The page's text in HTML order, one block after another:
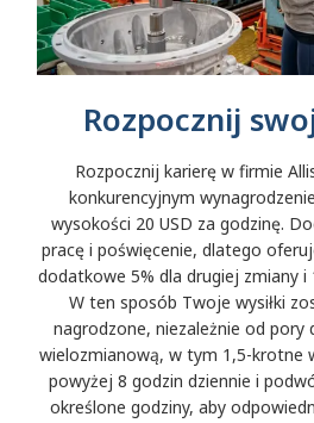
Rozpocznij
Rozpocznij karierę w firmie
konkurencyjnym
wysokości 20 USD za godzinę.
pracę i poświęcenie, dlatego
dodatkowe 5% dla drugiej zmiany i
W ten sposób Twoje wysiłki
nagrodzone, niezależnie od pory
wielozmianową, w tym 1,5-krotne
powyżej 8 godzin dziennie i
określone godziny, aby